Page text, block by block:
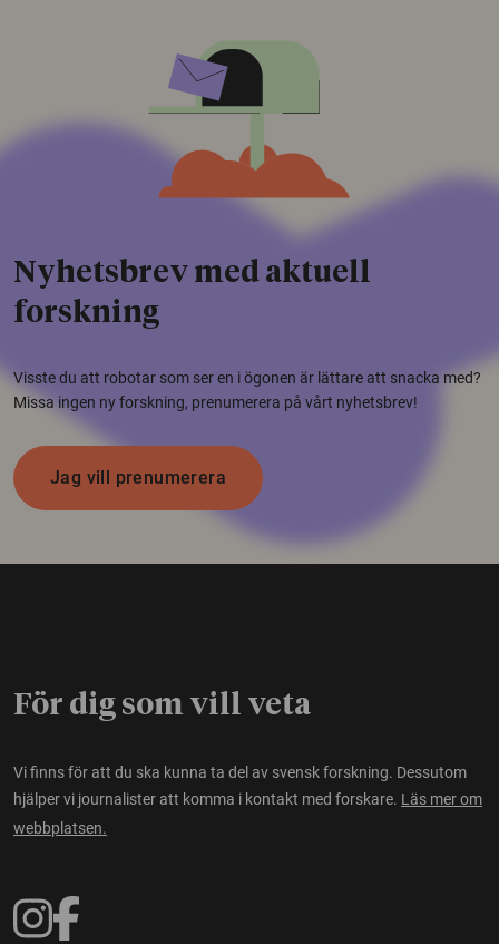
Nyhetsbrev med aktuell
forskning
Visste du att robotar som ser en i ögonen är lättare att snacka med?
Missa ingen ny forskning, prenumerera på vårt nyhetsbrev!
Jag vill prenumerera
För dig som vill veta
Vi finns för att du ska kunna ta del av svensk forskning. Dessutom
hjälper vi journalister att komma i kontakt med forskare. Läs mer om
webbplatsen.